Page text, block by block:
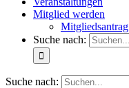
Mitglied werden
Mitgliedsantrag
Suche nach:
Suche nach: